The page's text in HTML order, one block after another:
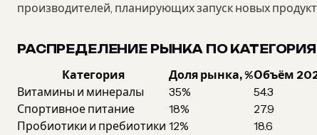
производителей, планирующих запуск новых
РАСПРЕДЕЛЕНИЕ РЫНКА ПО
Категория
Доля рынка, %Объём
Витамины и минералы
35% 54.3
Спортивное питание
18% 27.9
Пробиотики и пребиотики 12% 18.6